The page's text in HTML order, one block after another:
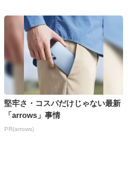
堅牢さ・コスパだけじゃない最新
「arrows」事情
PR(arrows)